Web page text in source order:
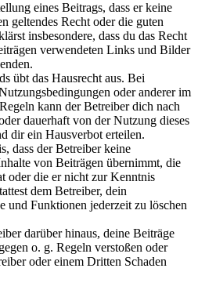
eines Beitrags, dass er keine
geltendes Recht oder die guten
insbesondere, dass du das Recht
verwendeten Links und Bilder
übt das Hausrecht aus. Bei
oder anderer im
kann der Betreiber dich nach
dauerhaft von der Nutzung dieses
dir ein Hausverbot erteilen.
dass der Betreiber keine
von Beiträgen übernimmt, die
oder die er nicht zur Kenntnis
dem Betreiber, dein
und Funktionen jederzeit zu löschen
darüber hinaus, deine Beiträge
o. g. Regeln verstoßen oder
oder einem Dritten Schaden